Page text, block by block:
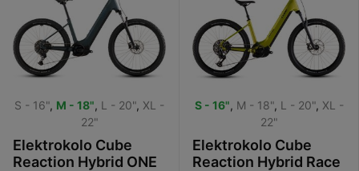
S - 16", M - 18", L - 20", XL -
22"
Elektrokolo Cube
Reaction Hybrid ONE
S - 16", M - 18", L - 20", XL -
22"
Elektrokolo Cube
Reaction Hybrid Race